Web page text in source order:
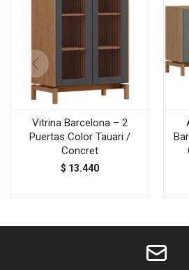
Vitrina Barcelona – 2
Puertas Color Tauari /
Concret
$ 13.440